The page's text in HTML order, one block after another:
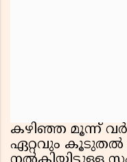
കഴിഞ്ഞ മൂന്ന്
ഏറ്റവും കൂടുതൽ